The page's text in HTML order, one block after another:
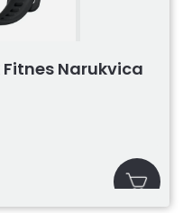
Fitnes Narukvica